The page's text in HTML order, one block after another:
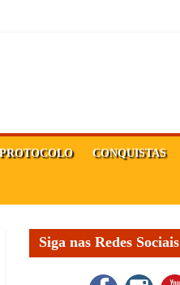
PROTOCOLO CONQUISTAS
Siga nas Redes Sociais